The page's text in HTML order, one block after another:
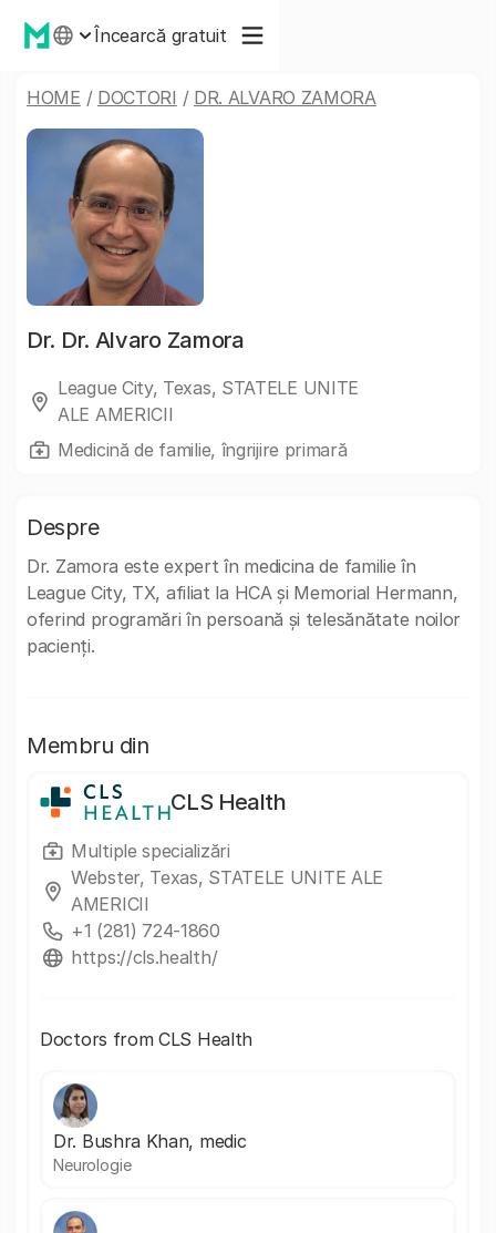
Încearcă gratuit
HOME / DOCTORI / DR. ALVARO ZAMORA
Dr. Dr. Alvaro Zamora
League City, Texas, STATELE UNITE
ALE AMERICII
Medicină de familie, îngrijire primară
Despre
Dr. Zamora este expert în medicina de familie în
League City, TX, afiliat la HCA și Memorial Hermann,
oferind programări în persoană și telesănătate noilor
pacienți.
Membru din
CLS Health
Multiple specializări
Webster, Texas, STATELE UNITE ALE
AMERICII
+1 (281) 724-1860
https://cls.health/
Doctors from CLS Health
Dr. Bushra Khan, medic
Neurologie